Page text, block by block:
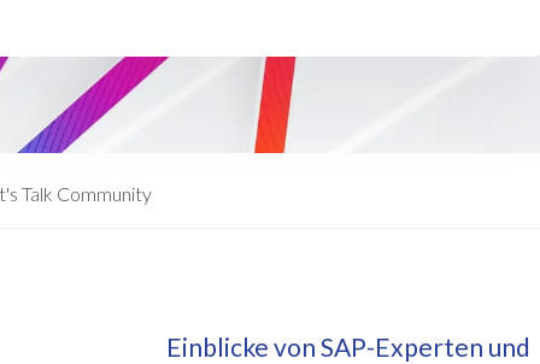
Form
Learning Request
auf Azure
BRIDGE Managed Services
Talk Community
Einblicke von SAP-Experten und